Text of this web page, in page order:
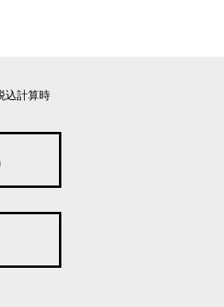
込計算時